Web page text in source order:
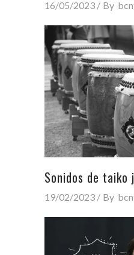
16/05/2023 By
Sonidos de taiko
19/02/2023 By